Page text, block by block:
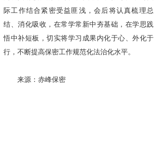
际工作结合紧密受益匪浅，会后将认真梳理总
结、消化吸收，在常学常新中夯基础，在学思践
悟中补短板，切实将学习成果内化于心、外化于
行，不断提高保密工作规范化法治化水平。
来源：赤峰保密